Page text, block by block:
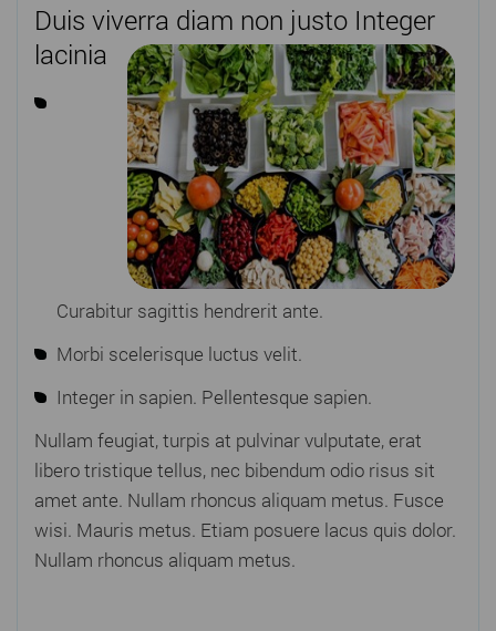
Duis viverra diam non justo Integer
lacinia
Curabitur sagittis hendrerit ante.
Morbi scelerisque luctus velit.
Integer in sapien. Pellentesque sapien.
Nullam feugiat, turpis at pulvinar vulputate, erat
libero tristique tellus, nec bibendum odio risus sit
amet ante. Nullam rhoncus aliquam metus. Fusce
wisi. Mauris metus. Etiam posuere lacus quis dolor.
Nullam rhoncus aliquam metus.